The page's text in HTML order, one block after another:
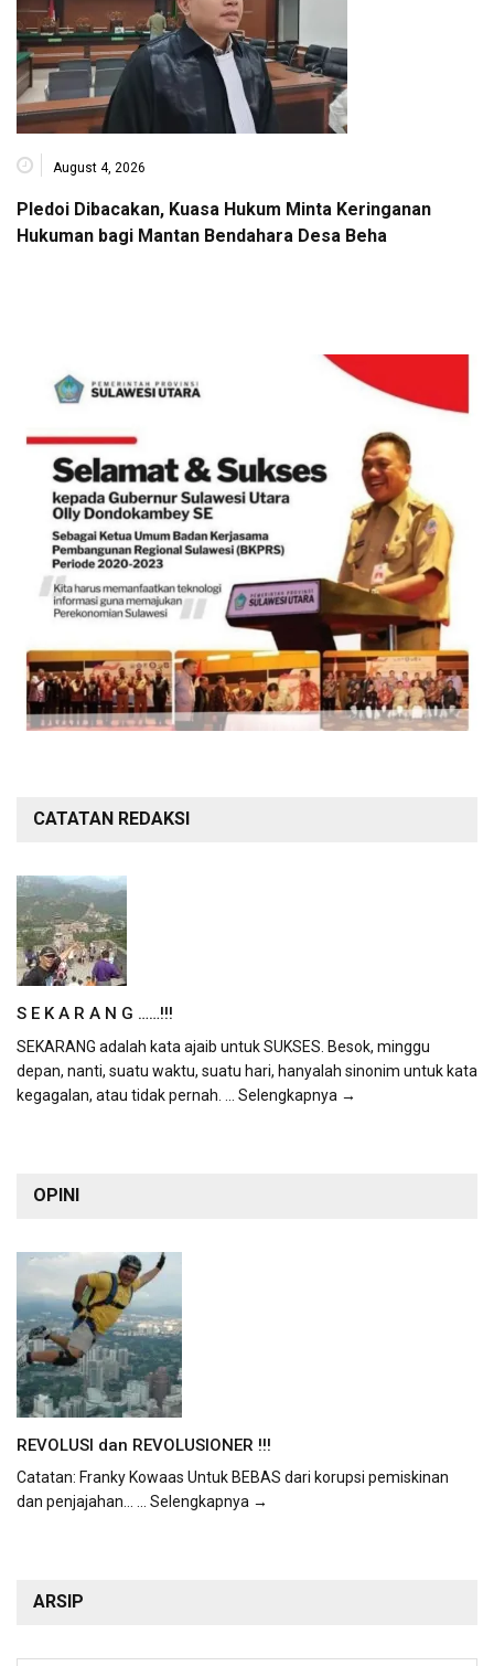
August 4, 2026
Pledoi Dibacakan, Kuasa Hukum Minta Keringanan
Hukuman bagi Mantan Bendahara Desa Beha
CATATAN REDAKSI
S E K A R A N G ……!!!
SEKARANG adalah kata ajaib untuk SUKSES. Besok, minggu
depan, nanti, suatu waktu, suatu hari, hanyalah sinonim untuk kata
kegagalan, atau tidak pernah.
... Selengkapnya →
OPINI
REVOLUSI dan REVOLUSIONER !!!
Catatan: Franky Kowaas Untuk BEBAS dari korupsi pemiskinan
dan penjajahan...
... Selengkapnya →
ARSIP